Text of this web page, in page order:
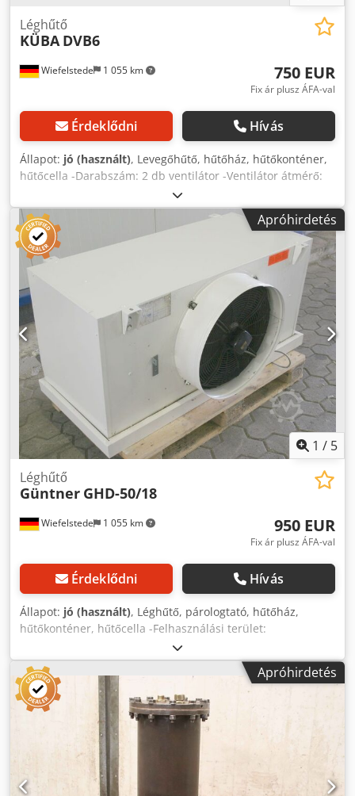
Wiefelstede 1 055 km
Léghűtő
KÜBA DVB6
750 EUR
Fix ár plusz ÁFA-val
Érdeklődni Hívás
Állapot: jó (használt), Levegőhűtő, hűtőház, hűtőkonténer,
hűtőcella -Darabszám: 2 db ventilátor -Ventilátor átmérő:
400 mm -Nincs további műszaki adat Cjdpfx Amjb Nx Hij
Ajha -Darabszám: 2 db hűtő elérhető -Ár: darabonként -
Méretek: 1000/1700/M320 mm -Tömeg: 94 kg/dbApróhirdetés
1 / 5
Wiefelstede 1 055 km
Léghűtő
Güntner GHD-50/18
950 EUR
Fix ár plusz ÁFA-val
Érdeklődni Hívás
Állapot: jó (használt), Léghűtő, párologtató, hűtőház,
hűtőkonténer, hűtőcella -Felhasználási terület:
hűtőberendezéshez csatlakoztatható -Ventilátor átmérője:
500 mm -Megengedett üzemi nyomás: 8 bar -Megengedett
üzemi hőmérséklet: 100 °C -Nyomás mínusz
hőmérsékleten: 21 bar / -60 °C -Tartalom: 13,2 liter -
Lamellatávolság: 7 mm -Mennyiség: 2 db hűtő elérhető -Ár:
darabonként -Méretek: 1350/740/H700 mm -Súly: 174
kg/db Chjdpob Nx Hlefx Am Asa
Apróhirdetés